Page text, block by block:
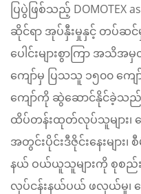
ပြပွဲဖြစ်သည့် DOMOTEX
ဆိုင်ရာ အုပ်နှီးမှုနှင့် တပ်ဆင်မှု
ပေါင်းများစွာကြာ အသိ
ကျော်မှ ပြသသူ ၁၅၀၀ ကျ
ကျော်ကို ဆွဲဆောင်နိုင်ခဲ့သ
ထိပ်တန်းထုတ်လုပ်သူများ၊ ဒေ
အတွင်းပိုင်းဒီဇိုင်းနေးများ
နယ် ဝယ်ယူသူများကို စုစည်
လုပ်ငန်းနယ်ပယ် ဖလှယ်မှု၊ ခ